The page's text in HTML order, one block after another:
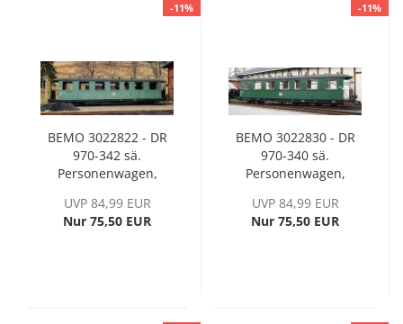
-11%
BEMO 3022822 - DR
970-342 sä.
Personenwagen,
Ep. III
UVP 84,99 EUR
Nur 75,50 EUR
-11%
BEMO 3022830 - DR
970-340 sä.
Personenwagen,
Ep. III
UVP 84,99 EUR
Nur 75,50 EUR